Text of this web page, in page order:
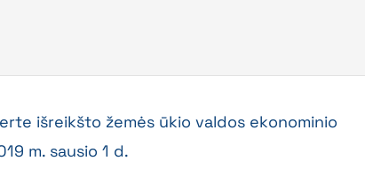
išreikšto žemės ūkio valdos ekonominio
m. sausio 1 d.